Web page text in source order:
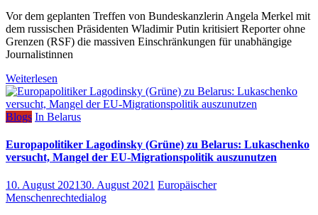
Vor dem geplanten Treffen von Bundeskanzlerin Angela Merkel mit
dem russischen Präsidenten Wladimir Putin kritisiert Reporter ohne
Grenzen (RSF) die massiven Einschränkungen für unabhängige
Journalistinnen
Weiterlesen
Blogs In Belarus
Europapolitiker Lagodinsky (Grüne) zu Belarus: Lukaschenko
versucht, Mangel der EU-Migrationspolitik auszunutzen
10. August 202130. August 2021 Europäischer
Menschenrechtedialog